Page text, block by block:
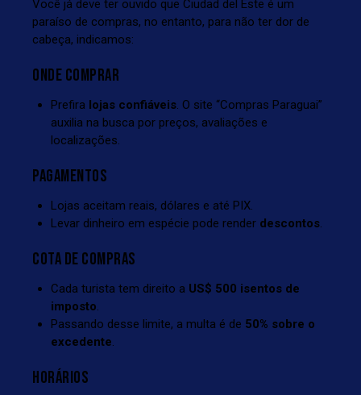
Você já deve ter ouvido que Ciudad del Este é um
paraíso de compras, no entanto, para não ter dor de
cabeça, indicamos:
ONDE COMPRAR
Prefira lojas confiáveis. O site “Compras Paraguai”
auxilia na busca por preços, avaliações e
localizações.
PAGAMENTOS
Lojas aceitam reais, dólares e até PIX.
Levar dinheiro em espécie pode render descontos.
COTA DE COMPRAS
Cada turista tem direito a US$ 500 isentos de
imposto
Passando desse limite, a multa é de 50% sobre o
excedente
HORÁRIOS